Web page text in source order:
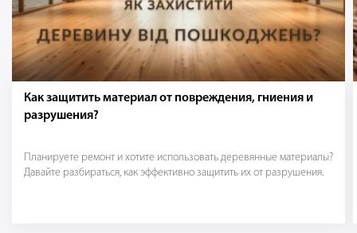
Как защитить материал от повреждения, гниения и
разрушения?
Планируете ремонт и хотите использовать деревянные материалы?
Давайте разбираться, как эффективно защитить их от разрушения.